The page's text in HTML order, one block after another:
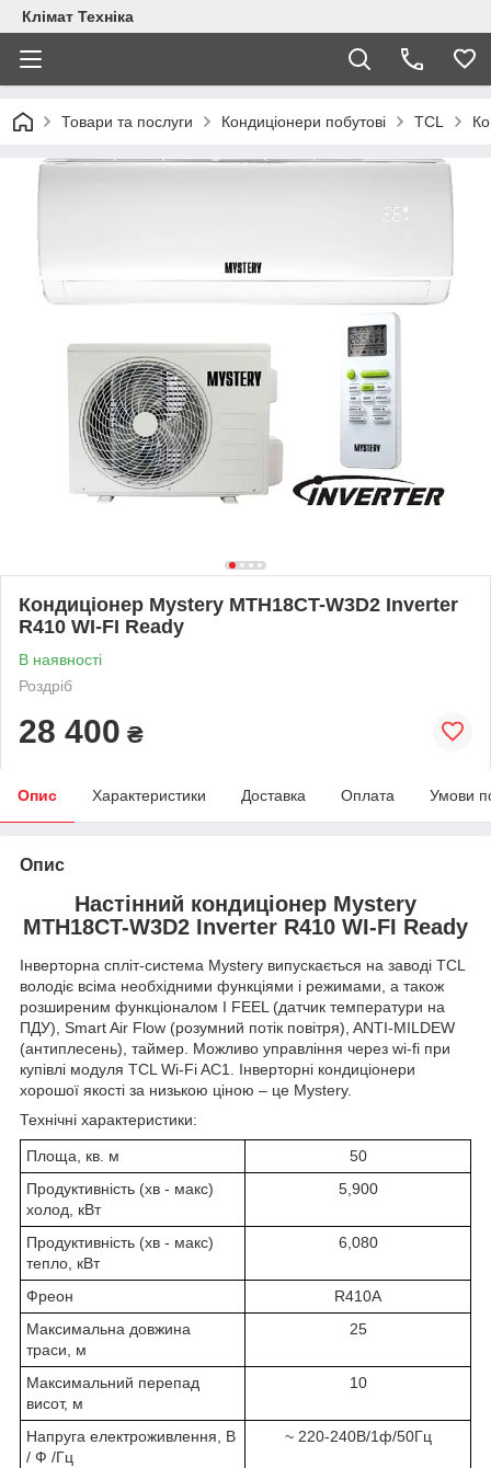
Клімат Техніка
Товари та послуги Кондиціонери побутові TCL
Кондиціонер Mystery MTH18CT-W3D2 Inverter
R410 WI-FI Ready
В наявності
Роздріб
28 400 ₴
Опис Характеристики Доставка Оплата Умови
Опис
Настінний кондиціонер Mystery
MTH18CT-W3D2 Inverter R410 WI-FI Ready
Інверторна спліт-система Mystery випускається на заводі TCL
володіє всіма необхідними функціями і режимами, а також
розширеним функціоналом I FEEL (датчик температури на
ПДУ), Smart Air Flow (розумний потік повітря), ANTI-MILDEW
(антиплесень), таймер. Можливо управління через wi-fi при
купівлі модуля TCL Wi-Fi AC1. Інверторні кондиціонери
хорошої якості за низькою ціною – це Mystery.
Технічні характеристики:
Площа, кв. м
50
Продуктивність (хв - макс)
холод, кВт
5,900
Продуктивність (хв - макс)
тепло, кВт
6,080
Фреон
R410A
Максимальна довжина
траси, м
25
Максимальний перепад
висот, м
10
Напруга електроживлення, В
/ Ф /Гц
~ 220-240В/1ф/50Гц